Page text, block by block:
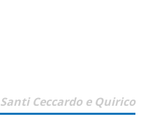
Santi Ceccardo e Quirico